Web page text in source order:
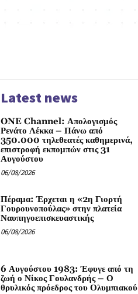
Latest news
ONE Channel: Απολογισμός
Ρενάτο Λέκκα – Πάνω από
350.000 τηλεθεατές καθημερινά,
επιστροφή εκπομπών στις 31
Αυγούστου
06/08/2026
Πέραμα: Έρχεται η «2η Γιορτή
Γουρουνοπούλας» στην πλατεία
Ναυπηγοεπισκευαστικής
06/08/2026
6 Αυγούστου 1983: Έφυγε από τη
ζωή ο Νίκος Γουλανδρής – Ο
θρυλικός πρόεδρος του Ολυμπιακού